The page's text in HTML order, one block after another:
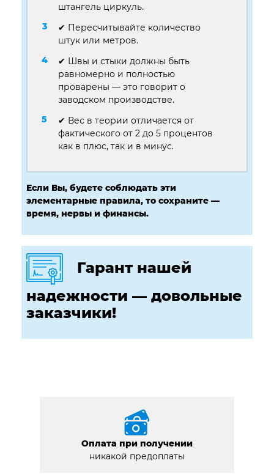
штангель циркуль.
✔ Пересчитывайте количество
штук или метров.
✔ Швы и стыки должны быть
равномерно и полностью
проварены — это говорит о
заводском производстве.
✔ Вес в теории отличается от
фактического от 2 до 5 процентов
как в плюс, так и в минус.
Если Вы, будете соблюдать эти
элементарные правила, то сохраните —
время, нервы и финансы.
Гарант нашей
надежности — довольные
заказчики!
Оплата при получении
никакой предоплаты